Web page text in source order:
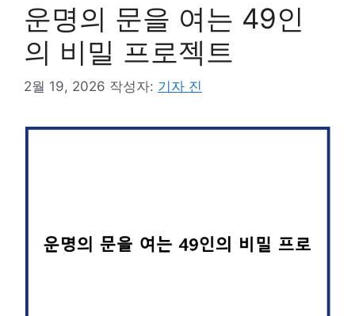
운명의 문을 여는 49인
의 비밀 프로젝트
2월 19, 2026 작성자: 기자 진